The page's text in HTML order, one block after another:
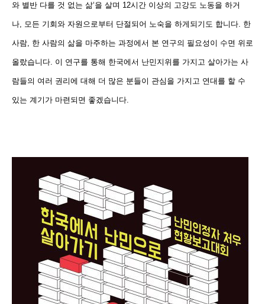
와 별반 다를 것 없는 삶‘을 살며 12시간 이상의 고강도 노동을 하거
나, 모든 기회와 자원으로부터 단절되어 노숙을 하게되기도 합니다. 한
사람, 한 사람의 삶을 마주하는 과정에서 본 연구의 필요성이 수면 위로
올랐습니다. 이 연구를 통해 한국에서 난민지위를 가지고 살아가는 사
람들의 여러 권리에 대해 더 많은 분들이 관심을 가지고 연대를 할 수
있는 계기가 마련되면 좋겠습니다.